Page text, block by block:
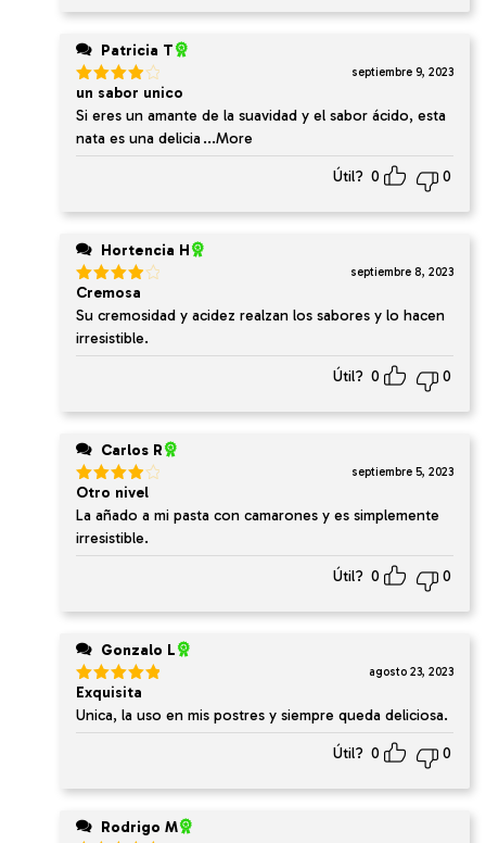
Patricia T
Valorado
en4de
5
septiembre 9, 2023
un sabor unico
Si eres un amante de la suavidad y el sabor ácido, esta
nata es una delicia...More
Útil? 0 0
Hortencia H
Valorado
en4de
5
septiembre 8, 2023
Cremosa
Su cremosidad y acidez realzan los sabores y lo hacen
irresistible.
Útil? 0 0
Carlos R
Valorado
en4de
5
septiembre 5, 2023
Otro nivel
La añado a mi pasta con camarones y es simplemente
irresistible.
Útil? 0 0
Gonzalo L
Valorado
en5de 5
agosto 23, 2023
Exquisita
Unica, la uso en mis postres y siempre queda deliciosa.
Útil? 0 0
Rodrigo M